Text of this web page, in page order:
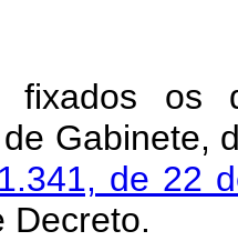
os
Gabinete,
de 22
Decreto.